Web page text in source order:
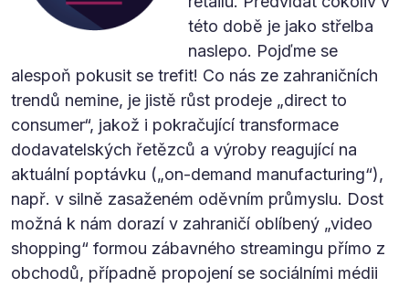
této době je jako střelba
naslepo. Pojďme se
alespoň pokusit se trefit! Co nás ze zahraničních
trendů nemine, je jistě růst prodeje „direct to
consumer“, jakož i pokračující transformace
dodavatelských řetězců a výroby reagující na
aktuální poptávku („on-demand manufacturing“),
např. v silně zasaženém oděvním průmyslu. Dost
možná k nám dorazí v zahraničí oblíbený „video
shopping“ formou zábavného streamingu přímo z
obchodů, případně propojení se sociálními médii